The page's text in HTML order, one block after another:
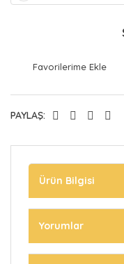
PAYLAŞ:
Ürün Bilgisi
Yorumlar